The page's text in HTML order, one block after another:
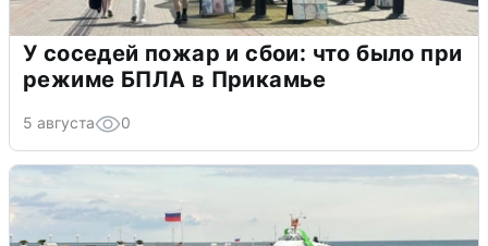
У соседей пожар и сбои: что было при
режиме БПЛА в Прикамье
5 августа 0